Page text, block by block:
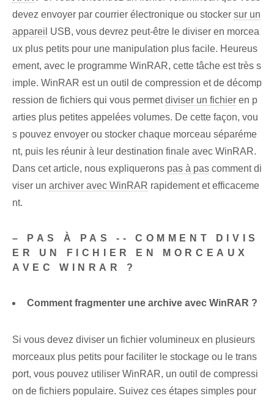
devez envoyer par courrier électronique ou stocker sur un
appareil USB, vous devrez peut-être le diviser en morcea
ux plus petits pour une manipulation plus facile. Heureus
ement, avec le programme WinRAR, cette tâche est très s
imple. WinRAR est un outil de compression et de décomp
ression de fichiers qui vous permetdiviser un fichier en p
arties plus petites appelées volumes. De cette façon, vou
s pouvez envoyer ou stocker chaque morceau séparéme
nt, puis les réunir à leur destination finale avec WinRAR.
Dans cet article, nous expliquerons pas à pas comment di
viser un archiver avec WinRAR rapidement et efficaceme
nt.
– PAS À PAS -- COMMENT DIVIS
ER UN FICHIER EN MORCEAUX
AVEC WINRAR ?
Comment fragmenter une archive avec WinRAR ?
Si vous devez diviser un fichier volumineux en plusieurs
morceaux plus petits pour faciliter le stockage ou le trans
port, vous pouvez utiliser WinRAR, un outil de compressi
on de fichiers populaire. Suivez ces étapes simples pour